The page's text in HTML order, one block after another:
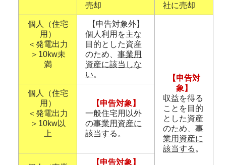
売却
社に売却
個人（住宅
用）
＜発電出力
＞10kw未
満
【申告対象外】
個人利用を主な
目的とした資産
のため、 事業用
資産に該当しな
い。
【申告対
象】
収益を得る
ことを目的
とした資産
のため、 事
業用資産に
該当する 。
個人（住宅
用）
＜発電出力
＞10kw以
上
【申告対象】
一般住宅用以外
の事業用資産に
該当する 。
【申告対象】